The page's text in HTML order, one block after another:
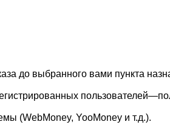
до выбранного вами пункта
(WebMoney, YooMoney и т.д.).